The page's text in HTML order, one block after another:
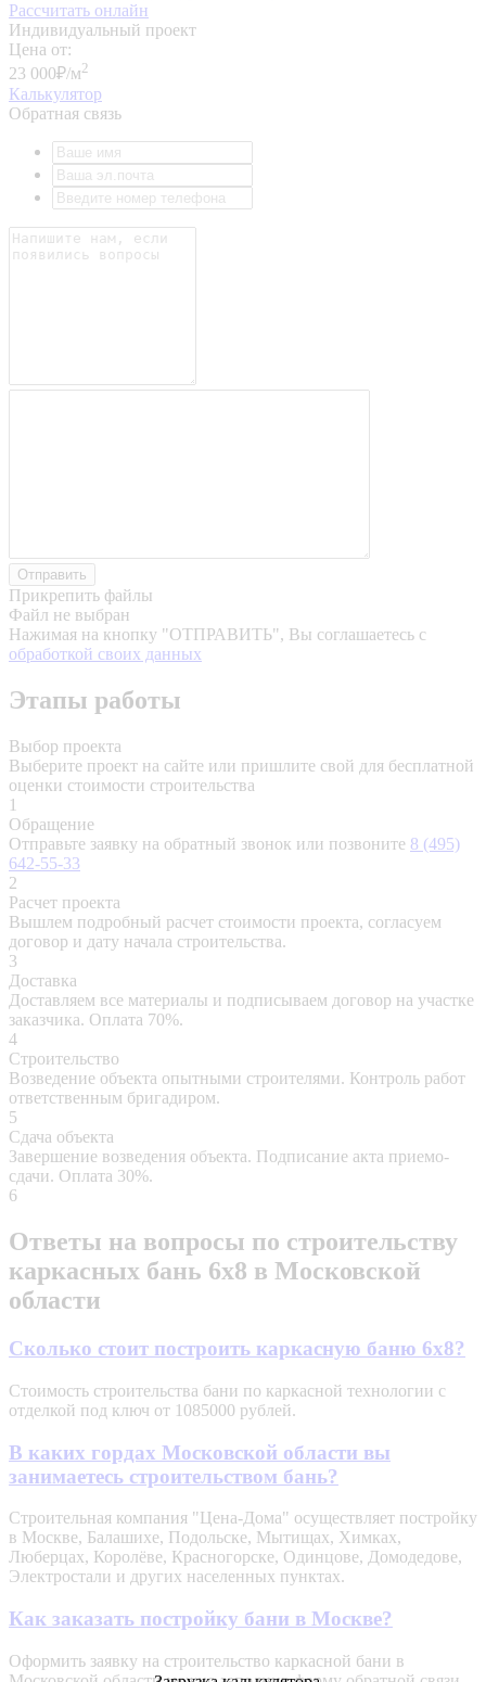
Рассчитать онлайн
Индивидуальный проект
Цена от:
23 000₽/м2
Калькулятор
Обратная связь
Отправить
Прикрепить файлы
Файл не выбран
Нажимая на кнопку "ОТПРАВИТЬ", Вы соглашаетесь с
обработкой своих данных
Этапы работы
Выбор проекта
Выберите проект на сайте или пришлите свой для бесплатной
оценки стоимости строительства
1
Обращение
Отправьте заявку на обратный звонок или позвоните 8 (495)
642-55-33
2
Расчет проекта
Вышлем подробный расчет стоимости проекта, согласуем
договор и дату начала строительства.
3
Доставка
Доставляем все материалы и подписываем договор на участке
заказчика. Оплата 70%.
4
Строительство
Возведение объекта опытными строителями. Контроль работ
ответственным бригадиром.
5
Сдача объекта
Завершение возведения объекта. Подписание акта приемо-
сдачи. Оплата 30%.
6
Ответы на вопросы по строительству
каркасных бань 6х8 в Московской
области
Сколько стоит построить каркасную баню 6х8?
Стоимость строительства бани по каркасной технологии с
отделкой под ключ от 1085000 рублей.
В каких гордах Московской области вы
занимаетесь строительством бань?
Строительная компания "Цена-Дома" осуществляет постройку
в Москве, Балашихе, Подольске, Мытищах, Химках,
Люберцах, Королёве, Красногорске, Одинцове, Домодедове,
Электростали и других населенных пунктах.
Как заказать постройку бани в Москве?
Оформить заявку на строительство каркасной бани в